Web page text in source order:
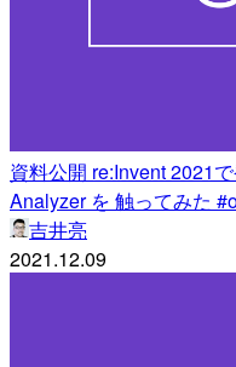
資料公開 re:Invent 2021
Analyzer を 触ってみた
吉井亮
2021.12.09